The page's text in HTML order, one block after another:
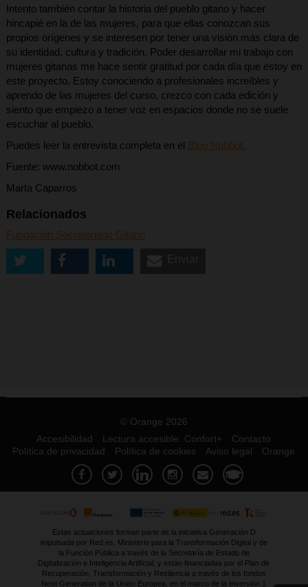
Intento también contar la historia del pueblo gitano y hacer
hincapié en la de las mujeres, para que ellas conozcan sus
propios orígenes y se interesen por tener una visión más clara de
su identidad, cultura y tradición. Poder desarrollar mi trabajo con
mujeres gitanas me hace sentir gratitud por cada día que estoy en
este proyecto. Estoy conociendo a profesionales increíbles y
aprendo de las mujeres del curso, crezco con cada edición y
siento que empiezo a tener voz en espacios donde no se suele
escuchar al pueblo.
Puedes leer la entrevista completa en el Blog Nobbot.
Fuente: www.nobbot.com
Marta Caparros
Relacionados
Fundación Secretariado Gitano
© Orange 2026
Accesibilidad
Lectura accesible: Confort+
Contacto
Política de privacidad
Política de cookies Aviso legal Orange
Estas actuaciones forman parte de la iniciativa Generación D
impulsada por Red.es, Ministerio para la Transformación Digital y de
la Función Pública a través de la Secretaría de Estado de
Digitalización e Inteligencia Artificial, y están financiadas por el Plan de
Recuperación, Transformación y Resiliencia a través de los fondos
Next Generation de la Unión Europea, en el marco de la Inversión 1